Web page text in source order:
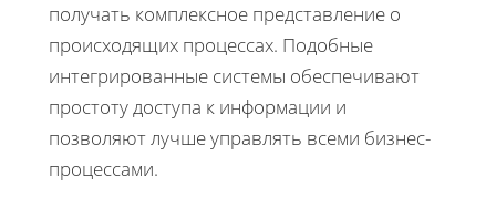
получать комплексное представление о
происходящих процессах. Подобные
интегрированные системы обеспечивают
простоту доступа к информации и
позволяют лучше управлять всеми бизнес-
процессами.